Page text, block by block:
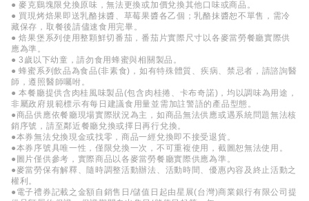
● 麥克鷄塊限兌換原味，無法更換或加價兌換其他口味或商品。
● 買現烤焙果即送乳酪抹醬、草莓果醬各乙個；乳酪抹醬恕不單售，需冷
藏保存，取餐後請儘速食用完畢。
● 焙果堡系列使用整顆鮮切番茄，番茄片實際尺寸以各麥當勞餐廳實際供
應為準。
● 3歲以下幼童，請勿食用蜂蜜與相關製品。
● 蜂蜜系列飲品為食品(非素食)，如有特殊體質、疾病、禁忌者，請諮詢醫
師，遵照醫師囑咐。
● 本餐廳提供含肉桂風味製品(包含肉桂捲、卡布奇諾)，均以調味為用途，
非屬政府規範標示有每日建議食用量並需加註警語的產品型態。
●商品供應依餐廳現場實際狀況為主，如商品無法供應或遇系統問題無法核
銷序號，請至鄰近餐廳兌換或擇日再行兌換。
●本券無法兌換現金或找零，商品一經兌換即不接受退貨。
●本券序號具唯一性，僅限兌換一次，不可重複使用，截圖恕無法使用。
●圖片僅供參考，實際商品以各麥當勞餐廳實際供應為準。
●麥當勞保有解釋、隨時調整活動辦法、活動時間、優惠內容及終止活動之
權利。
●電子禮券記載之金額自銷售日/儲值日起由星展(台灣)商業銀行有限公司提